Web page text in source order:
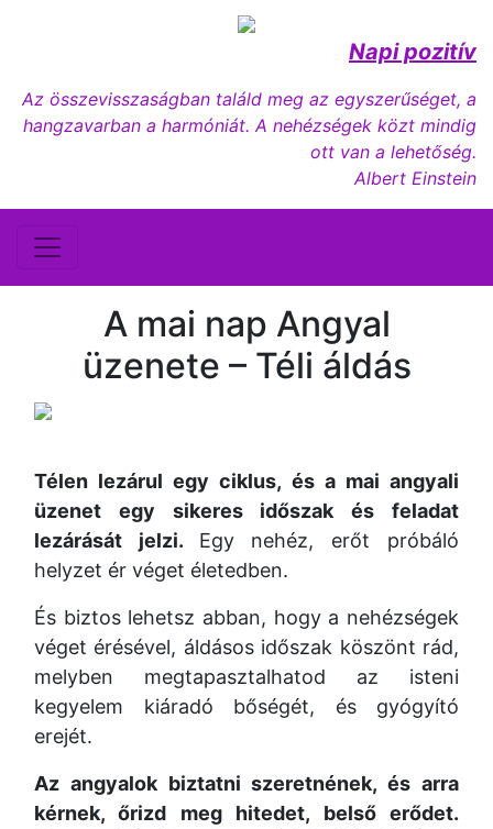
Napi pozitív
Az összevisszaságban találd meg az egyszerűséget, a
hangzavarban a harmóniát. A nehézségek közt mindig
ott van a lehetőség.
Albert Einstein
A mai nap Angyal
üzenete – Téli áldás
Télen lezárul egy ciklus, és a mai angyali
üzenet egy sikeres időszak és feladat
lezárását jelzi. Egy nehéz, erőt próbáló
helyzet ér véget életedben.
És biztos lehetsz abban, hogy a nehézségek
véget érésével, áldásos időszak köszönt rád,
melyben megtapasztalhatod az isteni
kegyelem kiáradó bőségét, és gyógyító
erejét.
Az angyalok biztatni szeretnének, és arra
kérnek, őrizd meg hitedet, belső erődet.